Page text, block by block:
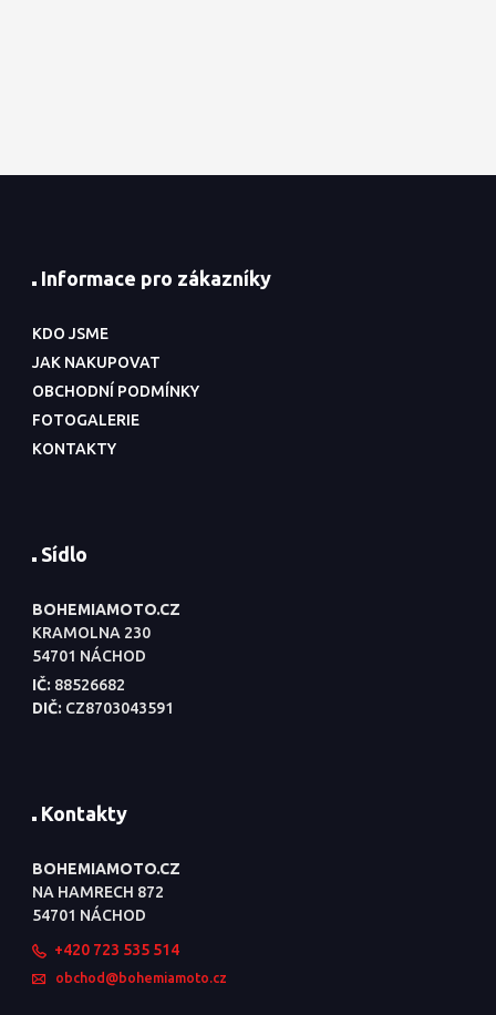
Informace pro zákazníky
KDO JSME
JAK NAKUPOVAT
OBCHODNÍ PODMÍNKY
FOTOGALERIE
KONTAKTY
Sídlo
BOHEMIAMOTO.CZ
KRAMOLNA 230
54701 NÁCHOD
IČ: 88526682
DIČ: CZ8703043591
Kontakty
BOHEMIAMOTO.CZ
NA HAMRECH 872
54701 NÁCHOD
+420 723 535 514
obchod@bohemiamoto.cz